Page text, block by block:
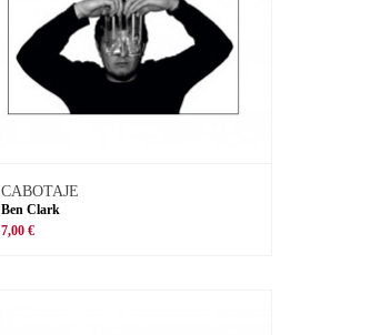
CABOTAJE
Ben Clark
7,00 €